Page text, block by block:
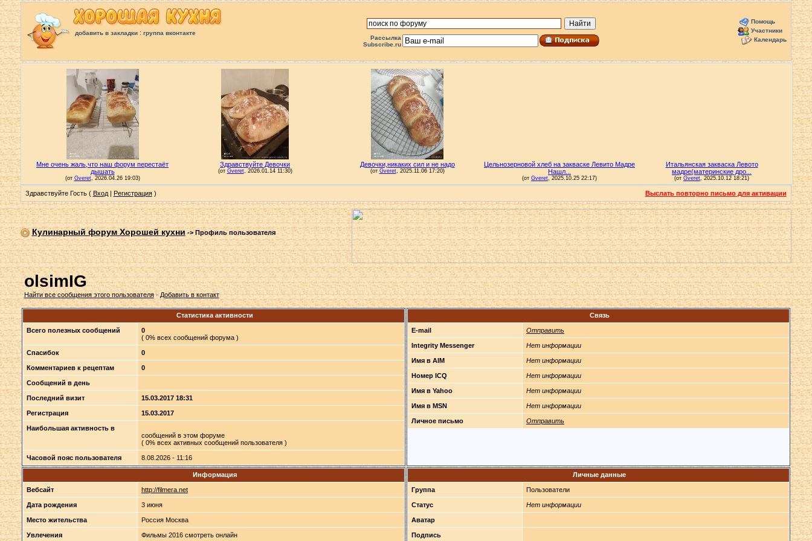
добавить в закладки: группа вконтакте
Рассылка
Subscribe.ru
Помощь
Участники
Календарь
Здравствуйте Гость ( Вход| Регистрация) Выслать повторно письмо для активации
Кулинарный форум Хорошей кухни->Профиль пользователя
olsimIG
Найти все сообщения этого пользователя·Добавить в контакт
Статистика активности
Всего полезных сообщений
0
( 0% всех сообщений форума )
Спасибок 0
Комментариев к рецептам 0
Сообщений в день
Последний визит 15.03.2017 18:31
Регистрация 15.03.2017
Наибольшая активность в
сообщений в этом форуме
( 0% всех активных сообщений пользователя )
Часовой пояс пользователя 8.08.2026 - 11:16
Связь
E-mail Отправить
Integrity Messenger Нет информации
Имя в AIM Нет информации
Номер ICQ Нет информации
Имя в Yahoo Нет информации
Имя в MSN Нет информации
Личное письмо Отправить
Информация
Вебсайт http://filmera.net
Дата рождения 3 июня
Место жительства Россия Москва
Увлечения Фильмы 2016 смотреть онлайн
Личные данные
Группа Пользователи
Статус Нет информации
Аватар
Подпись